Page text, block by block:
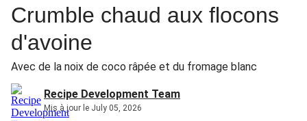
Crumble chaud aux flocons
d'avoine
Avec de la noix de coco râpée et du fromage blanc
Recipe Development Team
Mis à jour le July 05, 2026